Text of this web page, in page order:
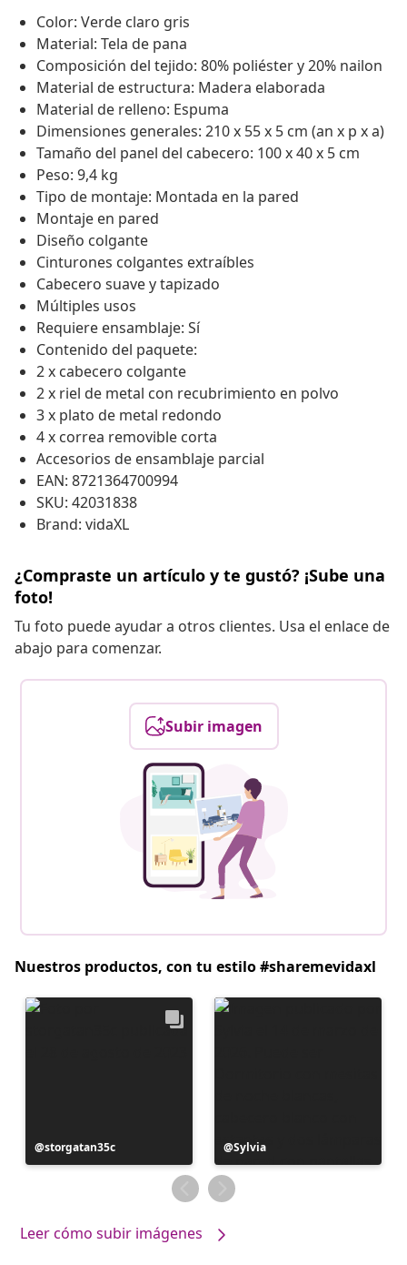
Color: Verde claro gris
Material: Tela de pana
Composición del tejido: 80% poliéster y 20% nailon
Material de estructura: Madera elaborada
Material de relleno: Espuma
Dimensiones generales: 210 x 55 x 5 cm (an x p x a)
Tamaño del panel del cabecero: 100 x 40 x 5 cm
Peso: 9,4 kg
Tipo de montaje: Montada en la pared
Montaje en pared
Diseño colgante
Cinturones colgantes extraíbles
Cabecero suave y tapizado
Múltiples usos
Requiere ensamblaje: Sí
Contenido del paquete:
2 x cabecero colgante
2 x riel de metal con recubrimiento en polvo
3 x plato de metal redondo
4 x correa removible corta
Accesorios de ensamblaje parcial
EAN: 8721364700994
SKU: 42031838
Brand: vidaXL
¿Compraste un artículo y te gustó? ¡Sube una
foto!
Tu foto puede ayudar a otros clientes. Usa el enlace de
abajo para comenzar.
Subir imagen
Nuestros productos, con tu estilo #sharemevidaxl
Publicación
realizada
storgatan35c
Publicación
realizada
por
Sylvia
Leer cómo subir imágenes